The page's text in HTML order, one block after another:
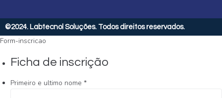
©2024. Labtecnol Soluções. Todos direitos reservados.
Form-inscricao
Ficha de inscrição
Primeiro e ultimo nome *